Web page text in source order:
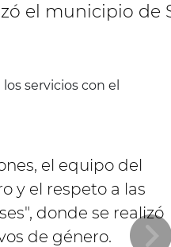
el municipio de
el equipo del
y el respeto a las
donde se realizó
de género.